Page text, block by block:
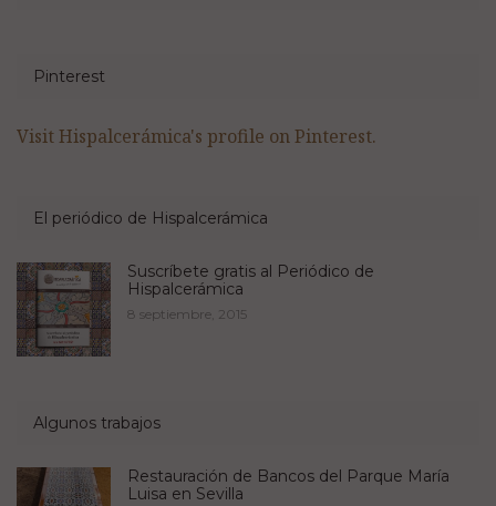
Pinterest
Visit Hispalcerámica's profile on Pinterest.
El periódico de Hispalcerámica
Suscríbete gratis al Periódico de
Hispalcerámica
8 septiembre, 2015
Algunos trabajos
Restauración de Bancos del Parque María
Luisa en Sevilla